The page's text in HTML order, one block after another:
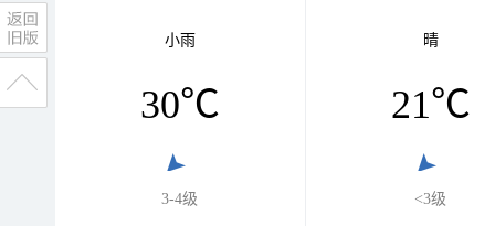
小雨
30℃
3-4级
晴
21℃
<3级